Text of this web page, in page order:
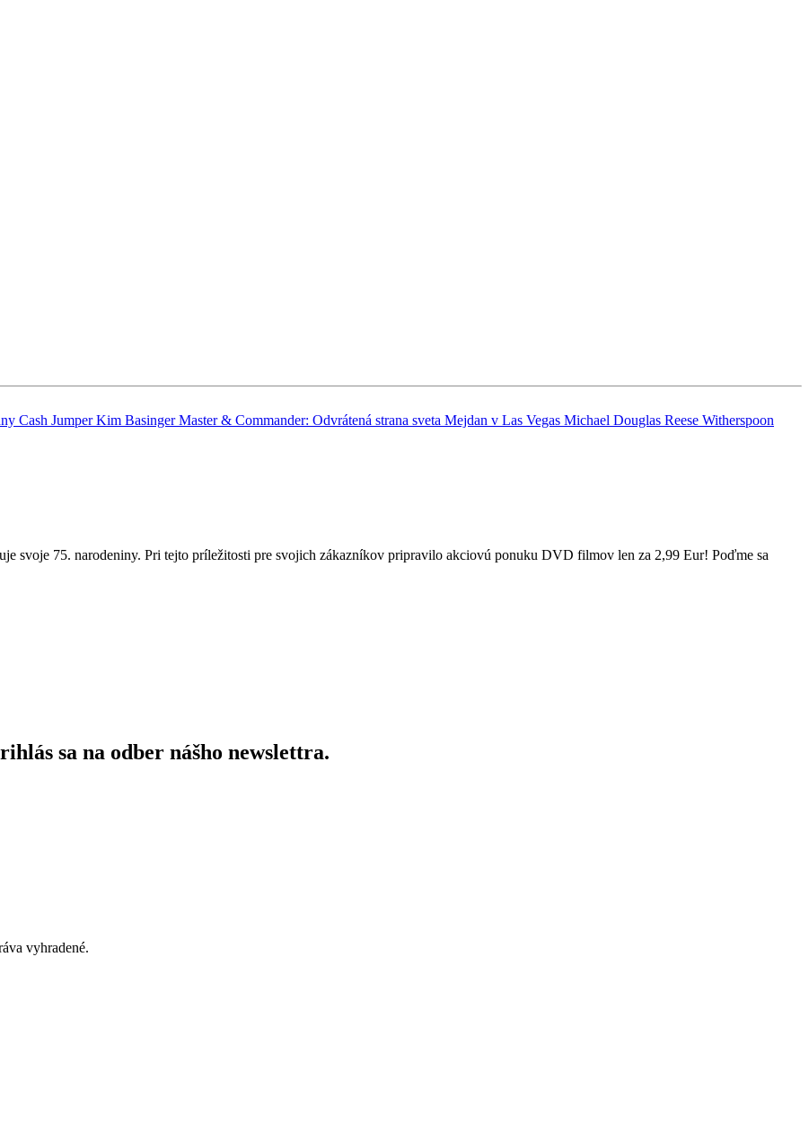
Cash JumperKim BasingerMaster & Commander: Odvrátená strana sveta Mejdan v Las Vegas Michael Douglas Reese Witherspoon
svoje 75. narodeniny. Pri tejto príležitosti pre svojich zákazníkov pripravilo akciovú ponuku DVD filmov len za 2,99 Eur! Poďme sa
sa na odber nášho newslettra.
vyhradené.